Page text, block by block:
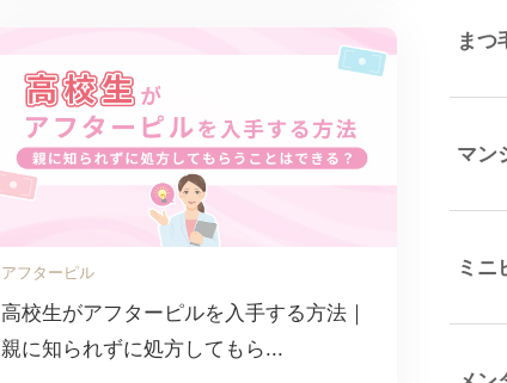
アフターピル
高校生がアフターピルを入手する方法｜
親に知られずに処方してもら...
まつ
マン
ミニ